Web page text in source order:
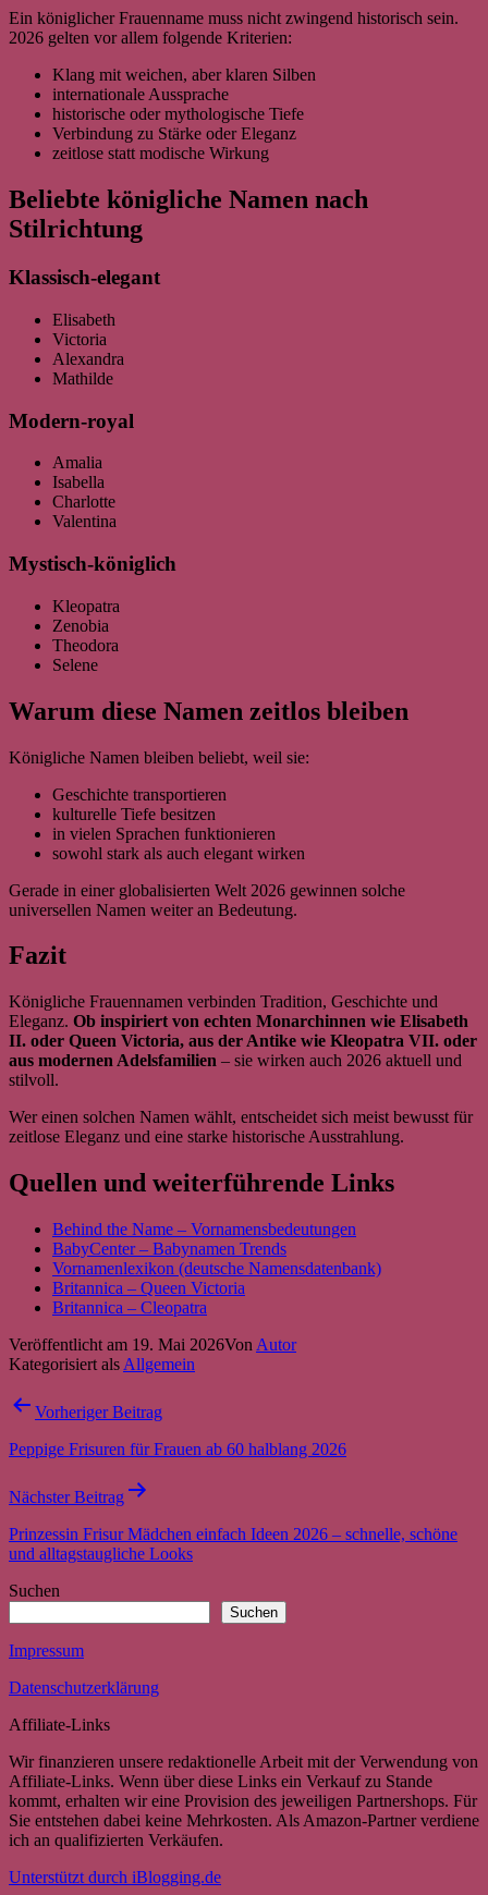
Ein königlicher Frauenname muss nicht zwingend historisch sein.
2026 gelten vor allem folgende Kriterien:
Klang mit weichen, aber klaren Silben
internationale Aussprache
historische oder mythologische Tiefe
Verbindung zu Stärke oder Eleganz
zeitlose statt modische Wirkung
Beliebte königliche Namen nach
Stilrichtung
Klassisch-elegant
Elisabeth
Victoria
Alexandra
Mathilde
Modern-royal
Amalia
Isabella
Charlotte
Valentina
Mystisch-königlich
Kleopatra
Zenobia
Theodora
Selene
Warum diese Namen zeitlos bleiben
Königliche Namen bleiben beliebt, weil sie:
Geschichte transportieren
kulturelle Tiefe besitzen
in vielen Sprachen funktionieren
sowohl stark als auch elegant wirken
Gerade in einer globalisierten Welt 2026 gewinnen solche
universellen Namen weiter an Bedeutung.
Fazit
Königliche Frauennamen verbinden Tradition, Geschichte und
Eleganz. Ob inspiriert von echten Monarchinnen wie Elisabeth
II. oder Queen Victoria, aus der Antike wie Kleopatra VII. oder
aus modernen Adelsfamilien – sie wirken auch 2026 aktuell und
stilvoll.
Wer einen solchen Namen wählt, entscheidet sich meist bewusst für
zeitlose Eleganz und eine starke historische Ausstrahlung.
Quellen und weiterführende Links
Behind the Name – Vornamensbedeutungen
BabyCenter – Babynamen Trends
Vornamenlexikon (deutsche Namensdatenbank)
Britannica – Queen Victoria
Britannica – Cleopatra
Veröffentlicht am 19. Mai 2026Von Autor
Kategorisiert als Allgemein
Beitragsnavigation
Vorheriger Beitrag
Peppige Frisuren für Frauen ab 60 halblang 2026
Nächster Beitrag
Prinzessin Frisur Mädchen einfach Ideen 2026 – schnelle, schöne
und alltagstaugliche Looks
Suchen
Suchen
Impressum
Datenschutzerklärung
Affiliate-Links
Wir finanzieren unsere redaktionelle Arbeit mit der Verwendung von
Affiliate-Links. Wenn über diese Links ein Verkauf zu Stande
kommt, erhalten wir eine Provision des jeweiligen Partnershops. Für
Sie entstehen dabei keine Mehrkosten. Als Amazon-Partner verdiene
ich an qualifizierten Verkäufen.
Unterstützt durch iBlogging.de